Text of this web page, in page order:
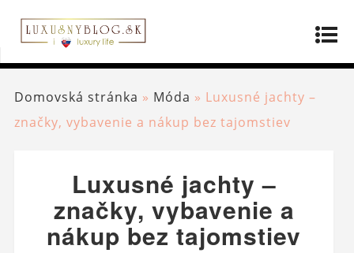
Domovská stránka » Móda » Luxusné jachty –
značky, vybavenie a nákup bez tajomstiev
Luxusné jachty –
značky, vybavenie a
nákup bez tajomstiev